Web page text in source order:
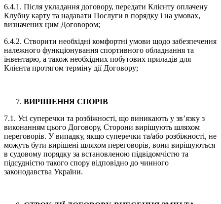
6.4.1. Після укладання договору, передати Клієнту оплачену
Клубну карту та надавати Послуги в порядку і на умовах,
визначених цим Договором;
6.4.2. Створити необхідні комфортні умови щодо забезпечення
належного функціонування спортивного обладнання та
інвентарю, а також необхідних побутових приладів для
Клієнта протягом терміну дії Договору;
ВИРІШЕННЯ СПОРІВ
7.1. Усі суперечки та розбіжності, що виникають у зв’язку з
виконанням цього Договору, Сторони вирішують шляхом
переговорів. У випадку, якщо суперечки та/або розбіжності, не
можуть бути вирішені шляхом переговорів, вони вирішуються
в судовому порядку за встановленою підвідомчістю та
підсудністю такого спору відповідно до чинного
законодавства України.